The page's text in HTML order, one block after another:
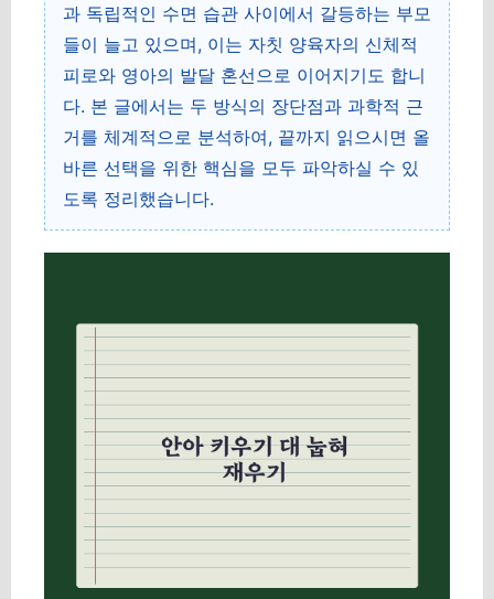
과 독립적인 수면 습관 사이에서 갈등하는 부모
들이 늘고 있으며, 이는 자칫 양육자의 신체적
피로와 영아의 발달 혼선으로 이어지기도 합니
다. 본 글에서는 두 방식의 장단점과 과학적 근
거를 체계적으로 분석하여, 끝까지 읽으시면 올
바른 선택을 위한 핵심을 모두 파악하실 수 있
도록 정리했습니다.